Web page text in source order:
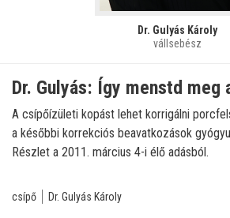
Dr. Gulyás Károly
vállsebész
Dr. Gulyás: Így menstd
A csípőízületi kopást lehet korrigálni
a későbbi korrekciós beavatkozások
Részlet a 2011. március 4-i élő adásból.
csípő Dr. Gulyás Károly